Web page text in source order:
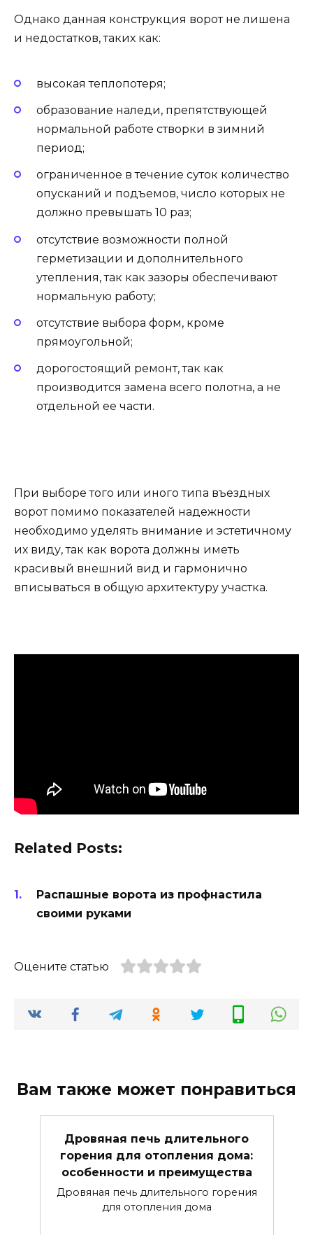
Однако данная конструкция ворот не лишена
и недостатков, таких как:
высокая теплопотеря;
образование наледи, препятствующей
нормальной работе створки в зимний
период;
ограниченное в течение суток количество
опусканий и подъемов, число которых не
должно превышать 10 раз;
отсутствие возможности полной
герметизации и дополнительного
утепления, так как зазоры обеспечивают
нормальную работу;
отсутствие выбора форм, кроме
прямоугольной;
дорогостоящий ремонт, так как
производится замена всего полотна, а не
отдельной ее части.
При выборе того или иного типа въездных
ворот помимо показателей надежности
необходимо уделять внимание и эстетичному
их виду, так как ворота должны иметь
красивый внешний вид и гармонично
вписываться в общую архитектуру участка.
Related Posts:
Распашные ворота из профнастила
своими руками
Оцените статью
Вам также может понравиться
Дровяная печь длительного
горения для отопления дома:
особенности и преимущества
Дровяная печь длительного горения
для отопления дома